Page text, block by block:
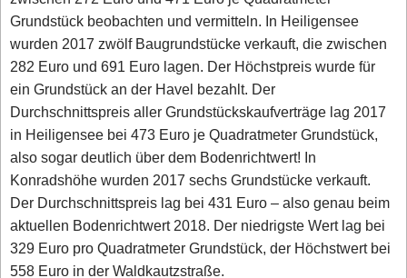
Grundstück beobachten und vermitteln. In Heiligensee
wurden 2017 zwölf Baugrundstücke verkauft, die zwischen
282 Euro und 691 Euro lagen. Der Höchstpreis wurde für
ein Grundstück an der Havel bezahlt. Der
Durchschnittspreis aller Grundstückskaufverträge lag 2017
in Heiligensee bei 473 Euro je Quadratmeter Grundstück,
also sogar deutlich über dem Bodenrichtwert! In
Konradshöhe wurden 2017 sechs Grundstücke verkauft.
Der Durchschnittspreis lag bei 431 Euro – also genau beim
aktuellen Bodenrichtwert 2018. Der niedrigste Wert lag bei
329 Euro pro Quadratmeter Grundstück, der Höchstwert bei
558 Euro in der Waldkautzstraße.